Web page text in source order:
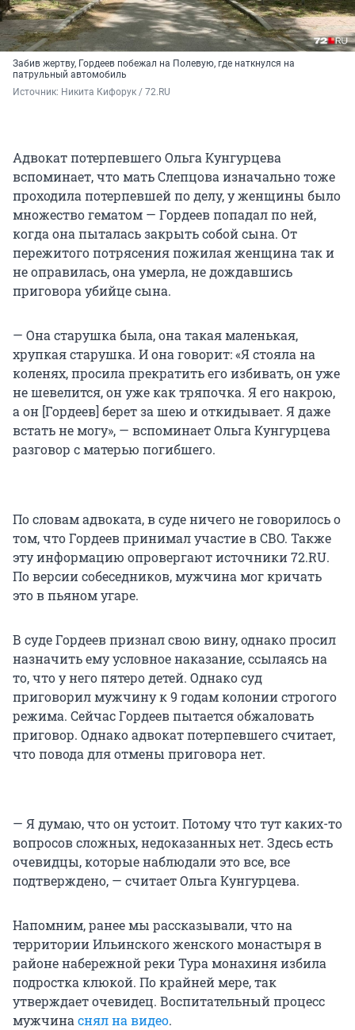
Забив жертву, Гордеев побежал на Полевую, где наткнулся на
патрульный автомобиль
Источник: Никита Кифорук / 72.RU
Адвокат потерпевшего Ольга Кунгурцева
вспоминает, что мать Слепцова изначально тоже
проходила потерпевшей по делу, у женщины было
множество гематом — Гордеев попадал по ней,
когда она пыталась закрыть собой сына. От
пережитого потрясения пожилая женщина так и
не оправилась, она умерла, не дождавшись
приговора убийце сына.
— Она старушка была, она такая маленькая,
хрупкая старушка. И она говорит: «Я стояла на
коленях, просила прекратить его избивать, он уже
не шевелится, он уже как тряпочка. Я его накрою,
а он [Гордеев] берет за шею и откидывает. Я даже
встать не могу», — вспоминает Ольга Кунгурцева
разговор с матерью погибшего.
По словам адвоката, в суде ничего не говорилось о
том, что Гордеев принимал участие в СВО. Также
эту информацию опровергают источники 72.RU.
По версии собеседников, мужчина мог кричать
это в пьяном угаре.
В суде Гордеев признал свою вину, однако просил
назначить ему условное наказание, ссылаясь на
то, что у него пятеро детей. Однако суд
приговорил мужчину к 9 годам колонии строгого
режима. Сейчас Гордеев пытается обжаловать
приговор. Однако адвокат потерпевшего считает,
что повода для отмены приговора нет.
— Я думаю, что он устоит. Потому что тут каких-то
вопросов сложных, недоказанных нет. Здесь есть
очевидцы, которые наблюдали это все, все
подтверждено, — считает Ольга Кунгурцева.
Напомним, ранее мы рассказывали, что на
территории Ильинского женского монастыря в
районе набережной реки Тура монахиня избила
подростка клюкой. По крайней мере, так
утверждает очевидец. Воспитательный процесс
мужчинаснял на видео.